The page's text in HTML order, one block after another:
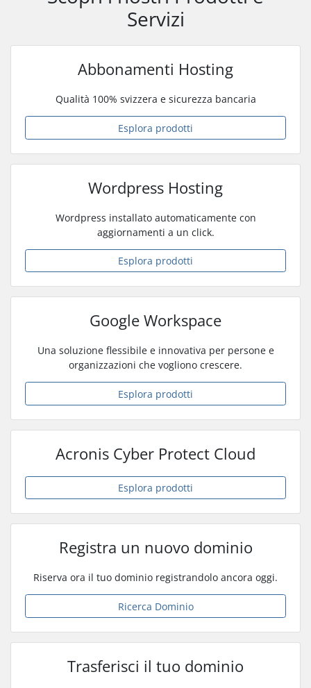
Servizi
Abbonamenti Hosting
Qualità 100% svizzera e sicurezza bancaria
Esplora prodotti
Wordpress Hosting
Wordpress installato automaticamente con
aggiornamenti a un click.
Esplora prodotti
Google Workspace
Una soluzione flessibile e innovativa per persone e
organizzazioni che vogliono crescere.
Esplora prodotti
Acronis Cyber Protect Cloud
Esplora prodotti
Registra un nuovo dominio
Riserva ora il tuo dominio registrandolo ancora oggi.
Ricerca Dominio
Trasferisci il tuo dominio